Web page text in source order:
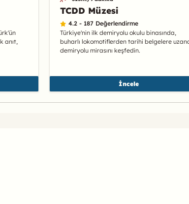
anıt,
TCDD Müzesi
4.2 - 187 Değerlendirme
Türkiye'nin ilk demiryolu okulu binasında,
buharlı lokomotiflerden tarihi belgelere
demiryolu mirasını keşfedin.
İncele